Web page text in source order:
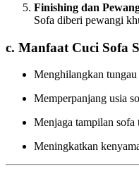
Finishing dan
Sofa diberi pewangi
c. Manfaat Cuci Sofa
Menghilangkan
Memperpanjang usia
Menjaga tampilan sofa
Meningkatkan